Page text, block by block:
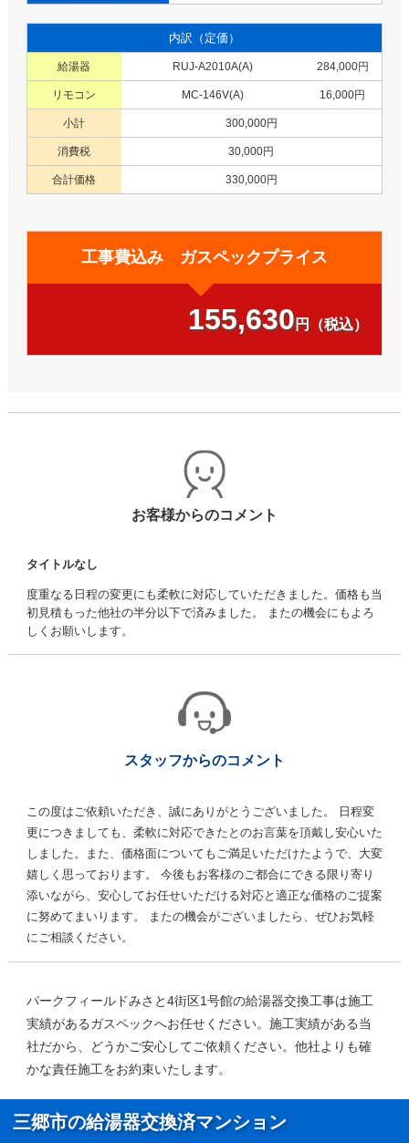
内訳（定価）
給湯器 RUJ-A2010A(A) 284,000円
リモコン MC-146V(A) 16,000円
小計 300,000円
消費税 30,000円
合計価格 330,000円
工事費込み ガスペックプライス
155,630円（税込）
お客様からのコメント
タイトルなし
度重なる日程の変更にも柔軟に対応していただきました。価格も当
初見積もった他社の半分以下で済みました。 またの機会にもよろ
しくお願いします。
スタッフからのコメント
この度はご依頼いただき、誠にありがとうございました。 日程変
更につきましても、柔軟に対応できたとのお言葉を頂戴し安心いた
しました。また、価格面についてもご満足いただけたようで、大変
嬉しく思っております。 今後もお客様のご都合にできる限り寄り
添いながら、安心してお任せいただける対応と適正な価格のご提案
に努めてまいります。 またの機会がございましたら、ぜひお気軽
にご相談ください。
パークフィールドみさと4街区1号館の給湯器交換工事は施工
実績があるガスペックへお任せください。施工実績がある当
社だから、どうかご安心してご依頼ください。他社よりも確
かな責任施工をお約束いたします。
三郷市の給湯器交換済マンション